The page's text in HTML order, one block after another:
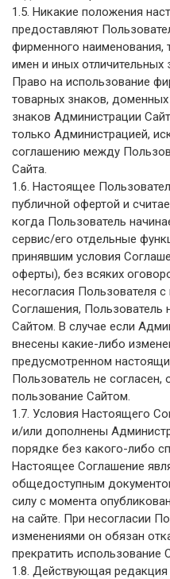
1.5. Никакие положения
предоставляют
фирменного
имен и иных
Право на использование
товарных знаков,
знаков Администрации
только Администрацией,
соглашению между
Сайта.
1.6. Настоящее
публичной офертой и
когда Пользователь
сервис/его отдельные
принявшим условия
оферты), без всяких
несогласия Пользователя
Соглашения, Пользователь
Сайтом. В случае если
внесены какие-либо
предусмотренном
Пользователь не согласен,
пользование Сайтом.
1.7. Условия Настоящего
и/или дополнены
порядке без какого-либо
Настоящее Соглашение
общедоступным
силу с момента
на сайте. При несогласии
изменениями он обязан
прекратить использование
1.8. Действующая редакция